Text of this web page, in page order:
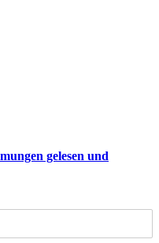
gelesen und